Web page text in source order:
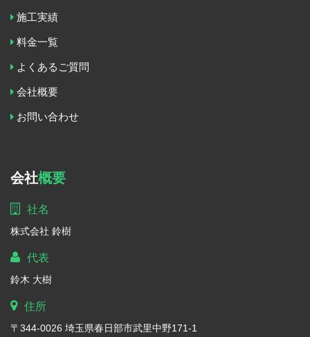
施工実績
料金一覧
よくあるご質問
会社概要
お問い合わせ
会社概要
社名
株式会社 鈴樹
代表
鈴木 大樹
住所
〒344-0026 埼玉県春日部市武里中野171-1